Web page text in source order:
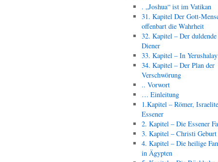
. „Joshua“ ist im Vatikan
31. Kapitel Der Gott-
offenbart die Wahrheit
32. Kapitel – Der duldende
Diener
33. Kapitel – In
34. Kapitel – Der Plan der
Verschwörung
.. Vorwort
… Einleitung
1.Kapitel – Römer,
Essener
2. Kapitel – Die Essener
3. Kapitel – Christi Geburt
4. Kapitel – Die heilige
in Ägypten